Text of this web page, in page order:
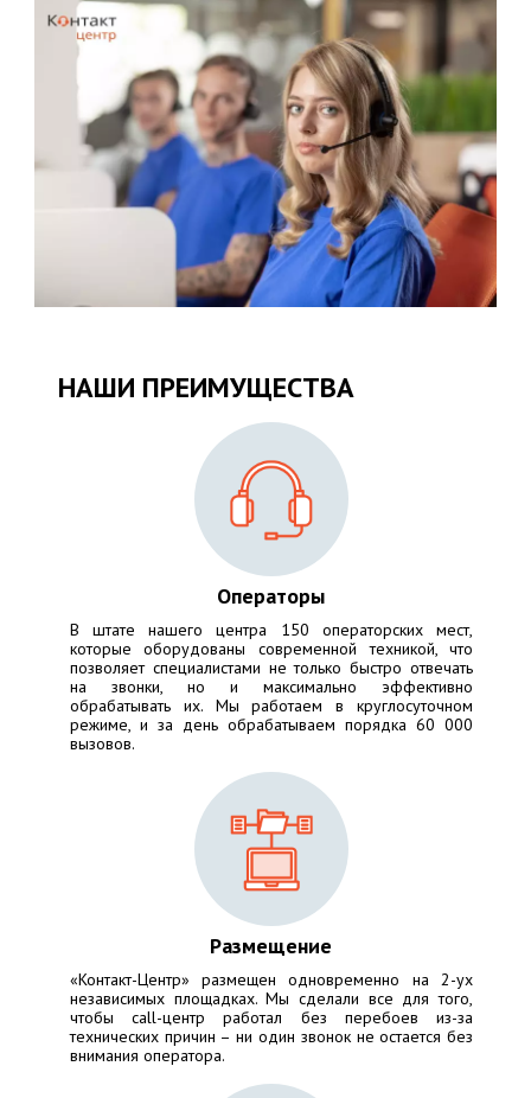
НАШИ ПРЕИМУЩЕСТВА
Операторы
В штате нашего центра 150 операторских мест,
которые оборудованы современной техникой, что
позволяет специалистами не только быстро отвечать
на звонки, но и максимально эффективно
обрабатывать их. Мы работаем в круглосуточном
режиме, и за день обрабатываем порядка 60 000
вызовов.
Размещение
«Контакт-Центр» размещен одновременно на 2-ух
независимых площадках. Мы сделали все для того,
чтобы call-центр работал без перебоев из-за
технических причин – ни один звонок не остается без
внимания оператора.